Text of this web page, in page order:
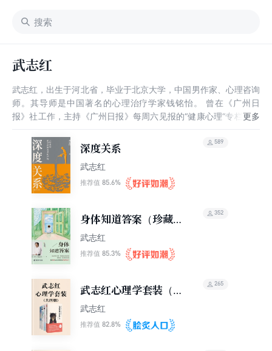
武志红
武志红，出生于河北省，毕业于北京大学，中国男作家、心理咨询
师。其导师是中国著名的心理治疗学家钱铭怡。 曾在《广州日
报》社工作，主持《广州日报》每周六见报的“健康心理“专栏，创
等。其是知识经济大潮中最先受益的人之一，曾凭借17万粉丝登上
知识付费排行榜。
深度关系
武志红
推荐值 85.6%
589
身体知道答案（珍藏
版）
武志红
推荐值 85.3%
352
武志红心理学套装（共
四册）
武志红
推荐值 82.8%
265